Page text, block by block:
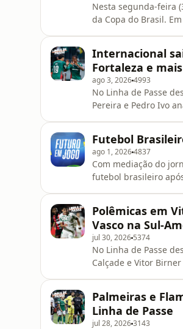
Nesta segunda-feira
da Copa do Brasil.
Internacional
Fortaleza e
ago 3, 20264993
No Linha de Passe
Pereira e Pedro Ivo
more about your
Futebol
ago 1, 20264837
Com mediação do
futebol brasileiro
Polêmicas em
Vasco na Sul-
jul 30, 2026 5374
No Linha de Passe
Calçade e Vitor
Palmeiras e
Linha de Passe
jul 28, 20263143